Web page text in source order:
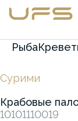
Рыба
Сурими
Крабовые
10101110019